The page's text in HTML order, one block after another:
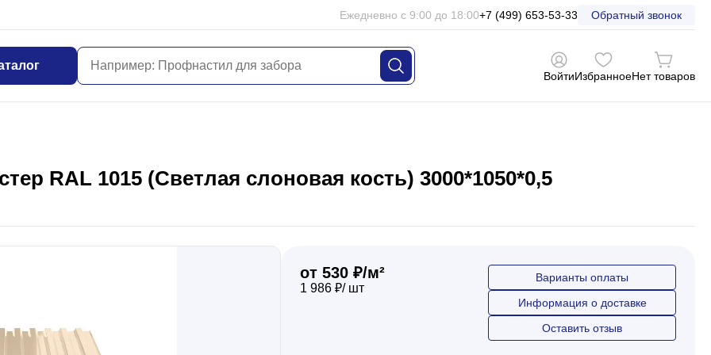
Ежедневно с 9:00 до 18:00+7 (499) 653-53-33 Обратный звонок
ВойтиИзбранноеНет товаров
RAL 1015 (Светлая слоновая кость) 3000*1050*0,5
от 530 ₽/м²
1 986 ₽/ шт
Варианты оплаты
Информация о доставке
Оставить отзыв